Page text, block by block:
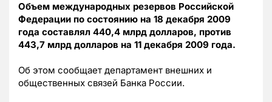
Объем международных резервов Российской
Федерации по состоянию на 18 декабря 2009
года составлял 440,4 млрд долларов, против
443,7 млрд долларов на 11 декабря 2009 года.
Об этом сообщает департамент внешних и
общественных связей Банка России.